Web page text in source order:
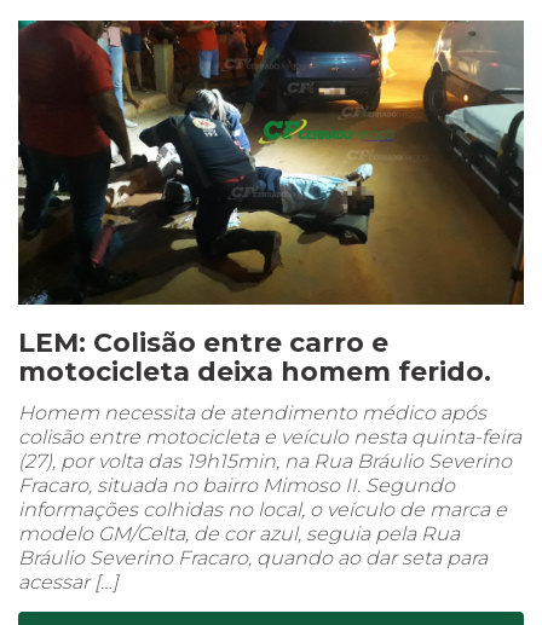
LEM: Colisão entre carro e
motocicleta deixa homem ferido.
Homem necessita de atendimento médico após
colisão entre motocicleta e veículo nesta quinta-feira
(27), por volta das 19h15min, na Rua Bráulio Severino
Fracaro, situada no bairro Mimoso II. Segundo
informações colhidas no local, o veículo de marca e
modelo GM/Celta, de cor azul, seguia pela Rua
Bráulio Severino Fracaro, quando ao dar seta para
acessar […]